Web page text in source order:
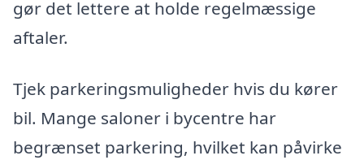
gør det lettere at holde regelmæssige
aftaler.
Tjek parkeringsmuligheder hvis du kører
bil. Mange saloner i bycentre har
begrænset parkering, hvilket kan påvirke